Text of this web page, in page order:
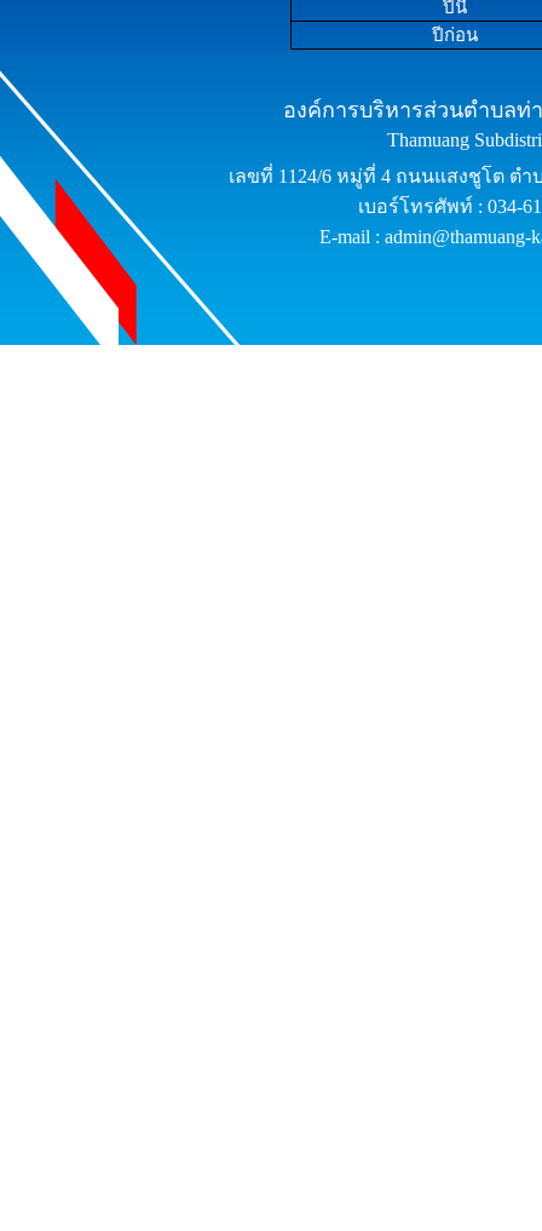
ปีนี้
ปีก่อน
องค์การบริหารส่วนตำบลท่
Thamuang
เลขที่ 1124/6 หมู่ที่ 4 ถนนแสงชูโต ต
เบอร์โทรศัพท์ : 034-
E-mail : admin@thamuang-